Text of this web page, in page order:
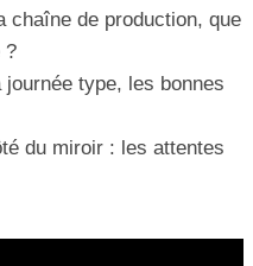
chaîne de production, que
?
type, les bonnes
du miroir : les attentes